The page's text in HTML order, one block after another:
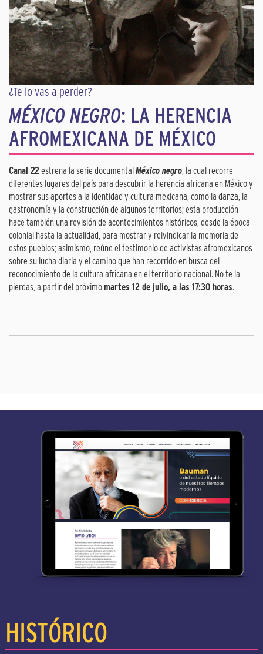
¿Te lo vas a perder?
MÉXICO NEGRO: LA HERENCIA
AFROMEXICANA DE MÉXICO
Canal 22estrena la serie documentalMéxico negro , la cual recorre
diferentes lugares del país para descubrir la herencia africana en México y
mostrar sus aportes a la identidad y cultura mexicana, como la danza, la
gastronomía y la construcción de algunos territorios; esta producción
hace también una revisión de acontecimientos históricos, desde la época
colonial hasta la actualidad, para mostrar y reivindicar la memoria de
estos pueblos; asimismo, reúne el testimonio de activistas afromexicanos
sobre su lucha diaria y el camino que han recorrido en busca del
reconocimiento de la cultura africana en el territorio nacional. No te la
pierdas, a partir del próximomartes 12 de julio, a las 17:30 horas.
HISTÓRICO